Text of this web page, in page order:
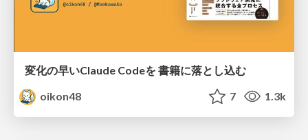
変化の早いClaude Codeを 書籍に落とし込む
oikon48
7 1.3k